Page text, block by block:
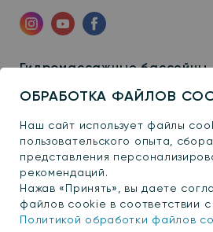
Инстаграм
YouTubeFacebook
Гидромассажные бассейны
Плавательные бассейны
Купели
Павильоны
Бани
Ванны
ОБРАБОТКА ФАЙЛОВ
Наш сайт использует файлы
пользовательского опыта,
представления
рекомендаций.
Нажав «Принять», вы даете
файлов cookie в соответствии с
Политикой обработки файлов